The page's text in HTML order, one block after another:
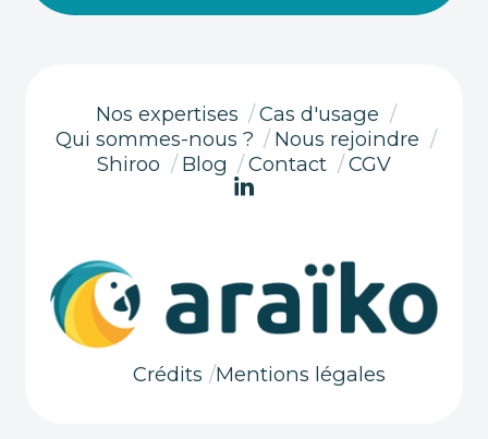
Nos expertises /Cas d'usage /
Qui sommes-nous ? / Nous rejoindre /
Shiroo / Blog /Contact /CGV
Beaucoup
Crédits /Mentions légales